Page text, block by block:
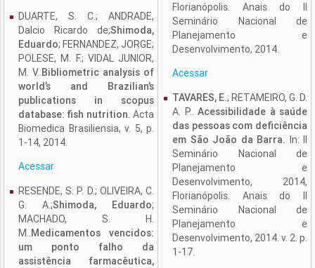
DUARTE, S. C.; ANDRADE,
Dalcio Ricardo de;Shimoda,
Eduardo; FERNANDEZ, JORGE;
POLESE, M. F.; VIDAL JUNIOR,
M. V..Bibliometric analysis of
world’s and Brazilian’s
publications in scopus
database: fish nutrition. Acta
Biomedica Brasiliensia, v. 5, p.
1-14, 2014.
Acessar
RESENDE, S. P. D.; OLIVEIRA, C.
G. A.;Shimoda, Eduardo;
MACHADO, S. H.
M..Medicamentos vencidos:
um ponto falho da
assistência farmacêutica,
Florianópolis. Anais do II
Seminário Nacional de
Planejamento e
Desenvolvimento, 2014.
Acessar
TAVARES, E.; RETAMEIRO, G. D.
A. P.. Acessibilidade à saúde
das pessoas com deficiência
em São João da Barra. In: II
Seminário Nacional de
Planejamento e
Desenvolvimento, 2014,
Florianópolis. Anais do II
Seminário Nacional de
Planejamento e
Desenvolvimento, 2014. v. 2. p.
1-17.